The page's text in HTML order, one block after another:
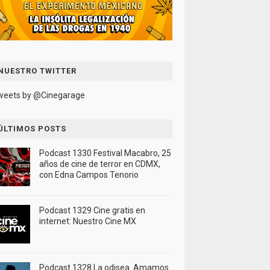
TWITTER
by @Cinegarage
POSTS
Podcast 1330 Festival Macabro, 25
años de cine de terror en CDMX,
con Edna Campos Tenorio
Podcast 1329 Cine gratis en
internet: Nuestro Cine MX
Podcast 1328 La odisea. Amamos